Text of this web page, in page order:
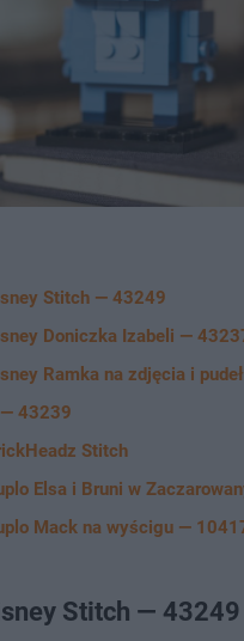
Stitch — 43249
Doniczka Izabeli —
Ramka na zdjęcia i
43239
Stitch
Elsa i Bruni w
Mack na wyścigu —
Stitch — 43249